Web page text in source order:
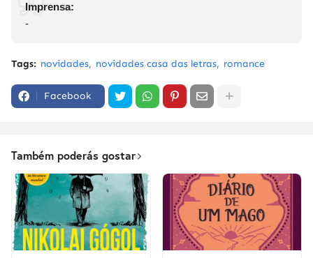
Imprensa:
-
Tags: novidades novidades casa das letras romance
Facebook
Também poderás gostar